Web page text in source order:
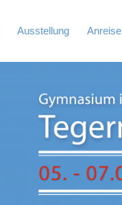
Ausstellung Anreise